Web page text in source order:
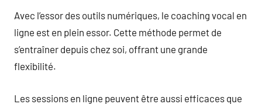
Avec l’essor des outils numériques, le coaching vocal en
ligne est en plein essor. Cette méthode permet de
s’entraîner depuis chez soi, offrant une grande
flexibilité.
Les sessions en ligne peuvent être aussi efficaces que